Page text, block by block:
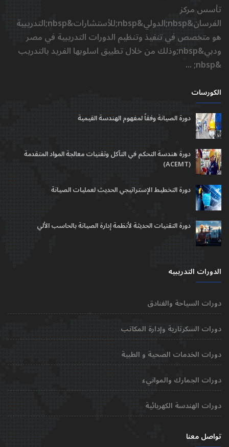
تأسس مركز
الفرسان&nbsp;الدولي&nbsp;للأستشارات&nbsp;التدريبية
هو متخصص في تنفيذ وتنظيم الدورات التدريبية في مصر
ودبي&nbsp;وذلك من خلال تطبيق اسلوبها الفريد بالتدريب
&nbsp; ...
الكورسات
دورة الصيانة وفقاً لمفهوم الهندسة القيمية
دورة هندسة التحكم في التآكل وتقنيات معالجة المواد المتقدمة
(ACEMT)
دورة التخطيط الإستراتيجي الحديث لعمليات الصيانة
دورة التقنيات الحديثة لأنظمة إدارة الصيانة بالحاسب الألي
الدورات التدريبيه
دورات السياحة والفنادق
دورات السكرتارية وإدارة المكاتب
دورات الخدمات الصحية و الطبية
دورات الجمارك والموانيء
دورات الهندسة الكهربائية
تواصل معنا